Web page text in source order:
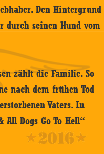
Den Hintergrund
durch seinen Hund vom
zählt die Familie. So
nach dem frühen Tod
Vaters. In
Dogs Go To Hell“